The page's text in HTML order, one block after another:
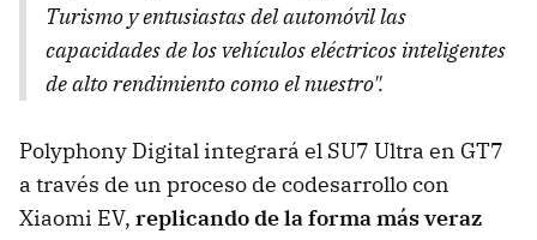
Turismo y entusiastas del automóvil las
capacidades de los vehículos eléctricos inteligentes
de alto rendimiento como el nuestro".
Polyphony Digital integrará el SU7 Ultra en GT7
a través de un proceso de codesarrollo con
Xiaomi EV, replicando de la forma más veraz